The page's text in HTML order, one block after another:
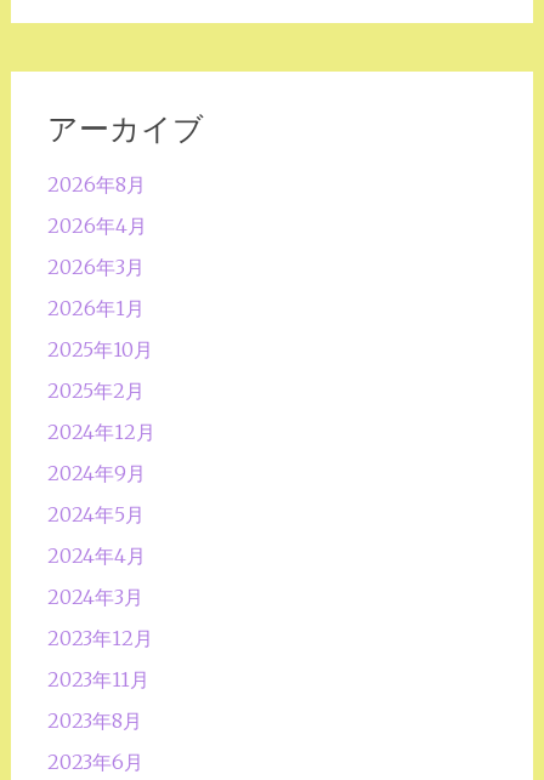
アーカイブ
2026年8月
2026年4月
2026年3月
2026年1月
2025年10月
2025年2月
2024年12月
2024年9月
2024年5月
2024年4月
2024年3月
2023年12月
2023年11月
2023年8月
2023年6月